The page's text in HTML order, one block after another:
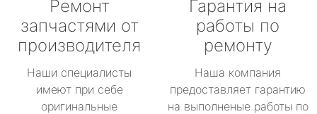
Ремонт
запчастями от
производителя
Наши специалисты
имеют при себе
оригинальные
Гарантия на
работы по
ремонту
Наша компания
предоставляет гарантию
на выполненые работы по